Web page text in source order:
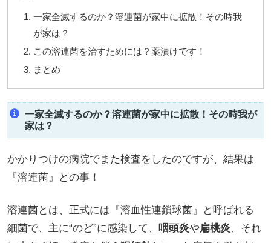
一家全滅するのか？溶連菌が家中に拡散！その時我
が家は？
この溶連菌を治すためには？薬漬けです！
まとめ
一家全滅するのか？溶連菌が家中に拡散！その時我が
家は？
かかりつけの病院でまた検査をしたのですが、結果は
『溶連菌』との事！
溶連菌とは、正式には『溶血性連鎖球菌』と呼ばれる
細菌で、主に“のど”に感染して、
咽頭炎や扁桃炎、それ